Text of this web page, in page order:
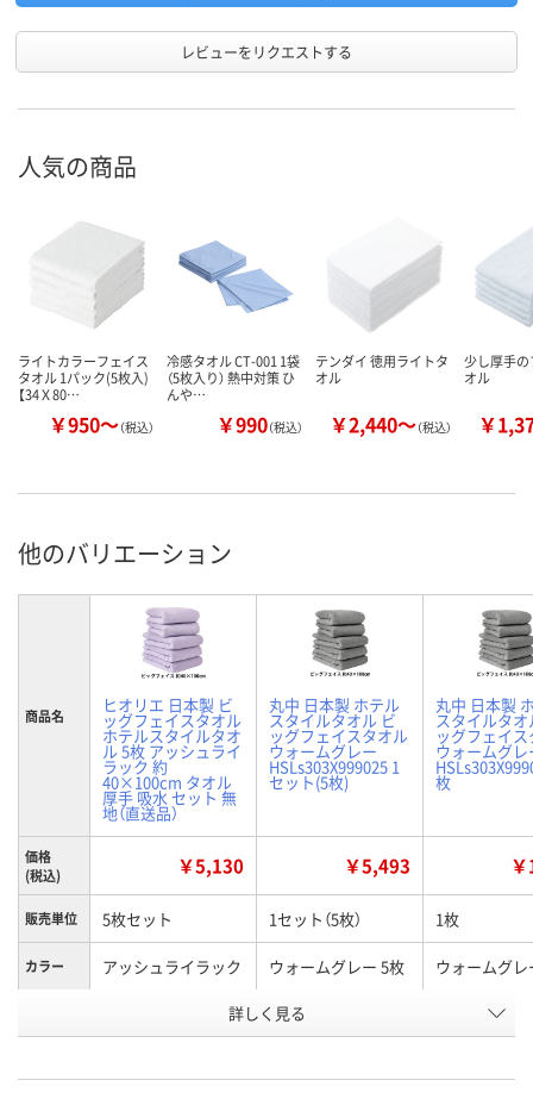
レビューをリクエストする
人気の商品
ライトカラーフェイス
タオル 1パック(5枚入)
【34Ｘ80…
￥950～（税込）
冷感タオル CT-001 1袋
（5枚入り） 熱中対策 ひ
んや…
￥990（税込）
テンダイ 徳用ライトタ
オル
￥2,440～（税込）
少し厚手
オル
￥
他のバリエーション
商品名 ヒオリエ 日本製 ビ
ッグフェイスタオル
ホテルスタイルタオ
ル 5枚 アッシュライ
ラック 約
40×100cm タオル
厚手 吸水 セット 無
地（直送品）
丸中 日本製 ホテル
スタイルタオル ビ
ッグフェイスタオル
ウォームグレー
HSLs303X999025 1
セット(5枚)
丸中 日本製
スタイルタオ
ッグフェイ
ウォームグレ
枚
価格
(税込)
￥5,130 ￥5,493
販売単位 5枚セット 1セット（5枚） 1枚
カラー アッシュライラック ウォームグレー 5枚 ウォームグレ
HH62119 XN25094
詳しく見る